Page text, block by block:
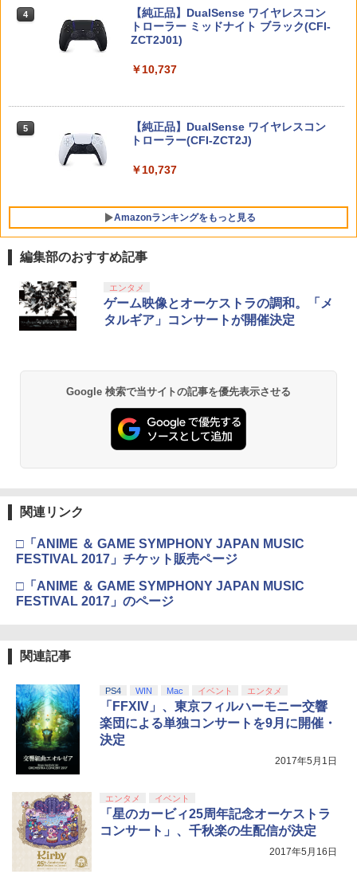
ダービースタリオン2 【Switch2】 POT-
P-AB73A
￥8,582
【新品】【NS2】コットンロックウィズ
定版 [Switch2版][在庫品]
【中古】アルティメット ヒッツ ドラッ
￥809
規シーンコンテ集&UHD付き特装版)【Bl
u-ray】(マイクロファイバークロス(約20
0mm×200mm)) [ (アニメーション) ]
￥12,540
5
【楽天ブックス限定先着特典+先着特
典】【数量限定グッズ】新劇場版銀魂 -
y】(800p 超！B5 角背上製本 絵コンテブ
ニキャラステッカー) [ 杉田智和 ]
￥14,850
4
ニンテンドープリペイド番号 9000円|オ
ンラインコード版
ンラインコード版
4
【純正品】DualSense ワイヤレスコン
トローラー ミッドナイト ブラック(CFI-
ZCT2J01)
￥10,737
5
【純正品】DualSense ワイヤレスコン
トローラー(CFI-ZCT2J)
￥10,737
Amazonランキングをもっと見る
1
【純正品】Xbox ワイヤレス コントロー
ラー + USB-C® ケーブル
Xbox プリペイドカード 5,000円 デジタ
ンラインコード]
3
￥7,681
4
【純正品】Xbox 充電式バッテリー + US
5
【純正品】Xbox ワイヤレス コントロー
ラー (カーボンブラック)
1
【Amazon.co.jp限定】劇場版モノノ怪
第三章 蛇神 (Amazon.co.jp限定オリジ
ナル三方背収納ケース付きコレクション)
(オリジナル特典:オリジナル巾着＋メー
ボード付) [Blu-ray]
￥10,780
窩座再来 通常版 [Blu-ray]
劇場版「鬼滅の刃」無限城編 第一章 猗
窩座再来 通常版 [DVD]
4
窩座再来 完全生産限定版 [Blu-ray]
￥8,698
5
【Amazon.co.jp限定】劇場版モノノ怪
第三章 蛇神 (オリジナル特典:オリジナル
巾着＋メーカー特典:【坤と離】二振りの
剣、十翼より来たる！スタジオ描き下ろ
しイラストボード付) [Blu-ray]
編集部のおすすめ記事
エンタメ
ゲーム映像とオーケストラの調和。「メ
タルギア」コンサートが開催決定
Google 検索で当サイトの記事を優先表示させる
関連リンク
□「ANIME ＆ GAME SYMPHONY JAPAN MUSIC
FESTIVAL 2017」チケット販売ページ
□「ANIME ＆ GAME SYMPHONY JAPAN MUSIC
FESTIVAL 2017」のページ
関連記事
PS4 WIN Mac イベント エンタメ
「FFXIV」、東京フィルハーモニー交響
楽団による単独コンサートを9月に開催・
決定
2017年5月1日
エンタメ イベント
「星のカービィ25周年記念オーケストラ
コンサート」、千秋楽の生配信が決定
2017年5月16日